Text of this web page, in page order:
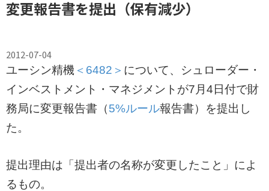
変更報告書を提出（保有減少）
2012-07-04
ユーシン精機 ＜6482＞ について、シュローダー・
インベストメント・マネジメントが7月4日付で財
務局に変更報告書（5%ルール報告書）を提出し
た。
提出理由は「提出者の名称が変更したこと」によ
るもの。